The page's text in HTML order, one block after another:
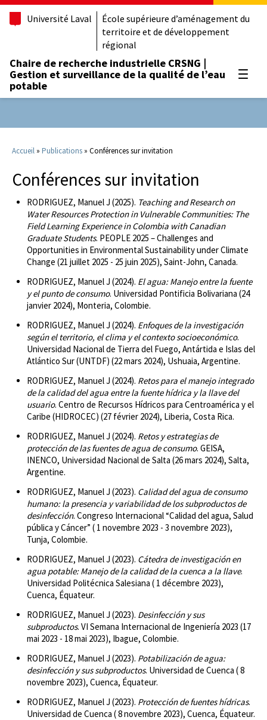
Université Laval
École supérieure d’aménagement du
territoire et de développement
régional
Chaire de recherche industrielle CRSNG |
Gestion et surveillance de la qualité de l’eau
potable
Accueil » Publications » Conférences sur invitation
Conférences sur invitation
RODRIGUEZ, Manuel J (2025). Teaching and Research on
Water Resources Protection in Vulnerable Communities: The
Field Learning Experience in Colombia with Canadian
Graduate Students. PEOPLE 2025 – Challenges and
Opportunities in Environmental Sustainability under Climate
Change (21 juillet 2025 - 25 juin 2025), Saint-John, Canada.
RODRIGUEZ, Manuel J (2024). El agua: Manejo entre la fuente
y el punto de consumo. Universidad Pontificia Bolivariana (24
janvier 2024), Monteria, Colombie.
RODRIGUEZ, Manuel J (2024). Enfoques de la investigación
según el territorio, el clima y el contexto socioeconómico.
Universidad Nacional de Tierra del Fuego, Antártida e Islas del
Atlántico Sur (UNTDF) (22 mars 2024), Ushuaia, Argentine.
RODRIGUEZ, Manuel J (2024). Retos para el manejo integrado
de la calidad del agua entre la fuente hídrica y la llave del
usuario. Centro de Recursos Hídricos para Centroamérica y el
Caribe (HIDROCEC) (27 février 2024), Liberia, Costa Rica.
RODRIGUEZ, Manuel J (2024). Retos y estrategias de
protección de las fuentes de agua de consumo. GEISA,
INENCO, Universidad Nacional de Salta (26 mars 2024), Salta,
Argentine.
RODRIGUEZ, Manuel J (2023). Calidad del agua de consumo
humano: la presencia y variabilidad de los subproductos de
desinfección. Congreso Internacional “Calidad del agua, Salud
pública y Cáncer” ( 1 novembre 2023 - 3 novembre 2023),
Tunja, Colombie.
RODRIGUEZ, Manuel J (2023). Cátedra de investigación en
agua potable: Manejo de la calidad de la cuenca a la llave.
Universidad Politécnica Salesiana ( 1 décembre 2023),
Cuenca, Équateur.
RODRIGUEZ, Manuel J (2023). Desinfección y sus
subproductos. VI Semana Internacional de Ingeniería 2023 (17
mai 2023 - 18 mai 2023), Ibague, Colombie.
RODRIGUEZ, Manuel J (2023). Potabilización de agua:
desinfección y sus subproductos. Universidad de Cuenca ( 8
novembre 2023), Cuenca, Équateur.
RODRIGUEZ, Manuel J (2023). Protección de fuentes hídricas.
Universidad de Cuenca ( 8 novembre 2023), Cuenca, Équateur.